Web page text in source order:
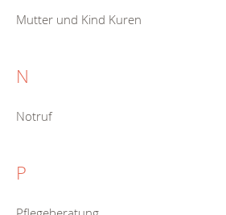
Mutter und Kind Kuren
N
Notruf
P